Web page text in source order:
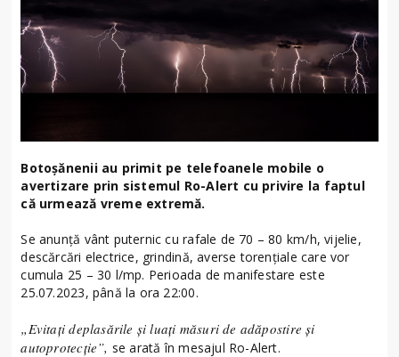
Botoșănenii au primit pe telefoanele mobile o
avertizare prin sistemul Ro-Alert cu privire la faptul
că urmează vreme extremă.
Se anunță vânt puternic cu rafale de 70 – 80 km/h, vijelie,
descărcări electrice, grindină, averse torențiale care vor
cumula 25 – 30 l/mp. Perioada de manifestare este
25.07.2023, până la ora 22:00.
„Evitați deplasările și luați măsuri de adăpostire și
autoprotecție”, se arată în mesajul Ro-Alert.